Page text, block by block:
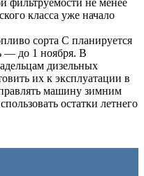
фильтруемости не менее
класса уже начало
сорта С планируется
— до 1 ноября. В
дизельных
их к эксплуатации в
машину зимним
остатки летнего